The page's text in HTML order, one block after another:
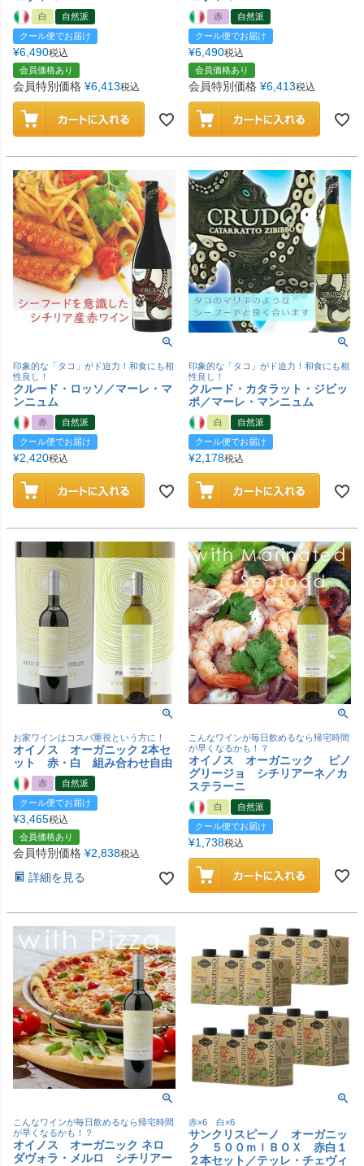
白
自然派
クール便でお届け
¥6,490税込
会員価格あり
会員特別価格 ¥6,413税込
赤
自然派
クール便でお届け
¥6,490税込
会員価格あり
会員特別価格 ¥6,413税込
印象的な「タコ」がド迫力！和食にも相
性良し！
クルード・ロッソ／マーレ・マ
ンニュム
赤
自然派
クール便でお届け
¥2,420税込
印象的な「タコ」がド迫力！和食にも相
性良し！
クルード・カタラット・ジビッ
ポ／マーレ・マンニュム
白
自然派
クール便でお届け
¥2,178税込
お家ワインはコスパ重視という方に！
オイノス オーガニック 2本セ
ット 赤・白 組み合わせ自由
赤
自然派
クール便でお届け
¥3,465税込
会員価格あり
会員特別価格 ¥2,838税込
詳細を見る
こんなワインが毎日飲めるなら帰宅時間
が早くなるかも！？
オイノス オーガニック ピノ
グリージョ シチリアーネ／カ
ステラーニ
白
自然派
クール便でお届け
¥1,738税込
こんなワインが毎日飲めるなら帰宅時間
が早くなるかも！？
オイノス オーガニック ネロ
ダヴォラ・メルロ シチリアー
赤×6 白×6
サンクリスピーノ オーガニッ
ク ５００ｍｌＢＯＸ 赤白１
２本セット／テッレ・チェヴィ